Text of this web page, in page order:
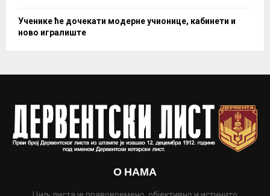
Ученике ће дочекати модерне учионице, кабинети и
ново игралиште
О НАМА